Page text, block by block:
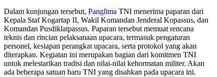
Dalam kunjungan tersebut, Panglima TNI menerima paparan dari
Kepala Staf Kogartap II, Wakil Komandan Jenderal Kopassus, dan
Komandan Pusdiklatpassus. Paparan tersebut memuat rencana
teknis dan rincian pelaksanaan upacara, termasuk pengaturan
personel, kesiapan perangkat upacara, serta protokol yang akan
diterapkan. Kegiatan ini merupakan bagian dari komitmen TNI
untuk melestarikan tradisi dan nilai-nilai kehormatan militer. Akan
ada beberapa satuan baru TNI yang disahkan pada upacara ini.